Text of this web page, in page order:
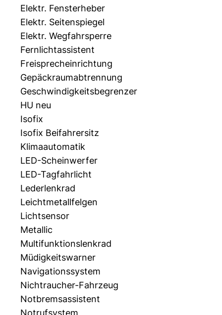
Elektr. Fensterheber
Elektr. Seitenspiegel
Elektr. Wegfahrsperre
Fernlichtassistent
Freisprecheinrichtung
Gepäckraumabtrennung
Geschwindigkeitsbegrenzer
HU neu
Isofix
Isofix Beifahrersitz
Klimaautomatik
LED-Scheinwerfer
LED-Tagfahrlicht
Lederlenkrad
Leichtmetallfelgen
Lichtsensor
Metallic
Multifunktionslenkrad
Müdigkeitswarner
Navigationssystem
Nichtraucher-Fahrzeug
Notbremsassistent
Notrufsystem